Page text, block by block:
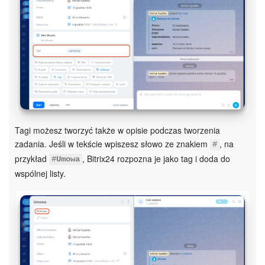
e-Podpis w HR
Telefonia
Kreator BI
Sklep online
Workflow
Centrum Sprzedaży
Kwestie ogólne
Collaby
Rezerwacja online
Tagi możesz tworzyć także w opisie podczas tworzenia
zadania. Jeśli w tekście wpiszesz słowo ze znakiem # , na
przykład #Umowa , Bitrix24 rozpozna je jako tag i doda do
wspólnej listy.